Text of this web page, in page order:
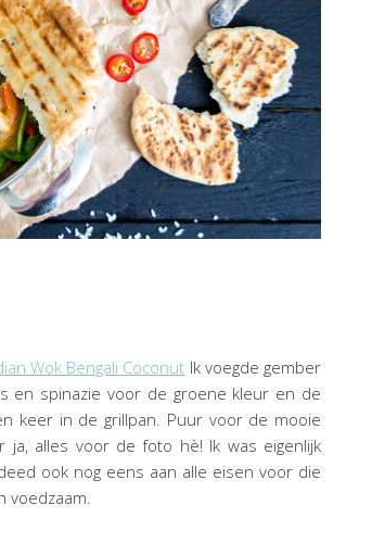
Wok Bengali Coconut Ik voegde gember
en spinazie voor de groene kleur en de
keer in de grillpan. Puur voor de mooie
ja, alles voor de foto hè! Ik was eigenlijk
ook nog eens aan alle eisen voor die
voedzaam.